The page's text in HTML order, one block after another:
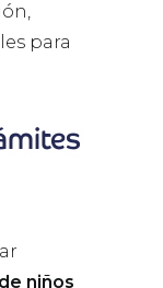
para
niños